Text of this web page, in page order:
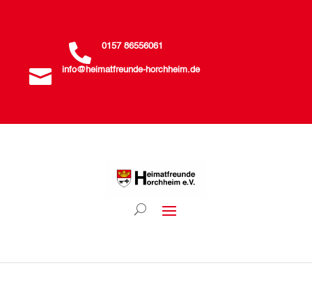
 0157 86556061
 info@heimatfreunde-horchheim.de